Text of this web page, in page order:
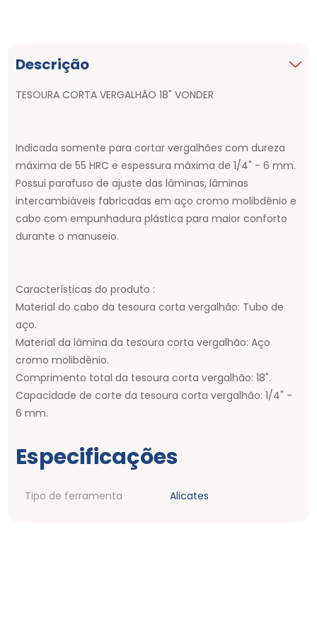
Descrição
TESOURA CORTA VERGALHÃO 18" VONDER
Indicada somente para cortar vergalhões com dureza
máxima de 55 HRC e espessura máxima de 1/4" - 6 mm.
Possui parafuso de ajuste das lâminas, lâminas
intercambiáveis fabricadas em aço cromo molibdênio e
cabo com empunhadura plástica para maior conforto
durante o manuseio.
Características do produto :
Material do cabo da tesoura corta vergalhão: Tubo de
aço.
Material da lâmina da tesoura corta vergalhão: Aço
cromo molibdênio.
Comprimento total da tesoura corta vergalhão: 18".
Capacidade de corte da tesoura corta vergalhão: 1/4" -
6 mm.
Especificações
Tipo de ferramenta Alicates